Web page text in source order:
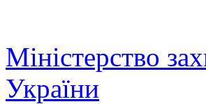
Міністерство
України